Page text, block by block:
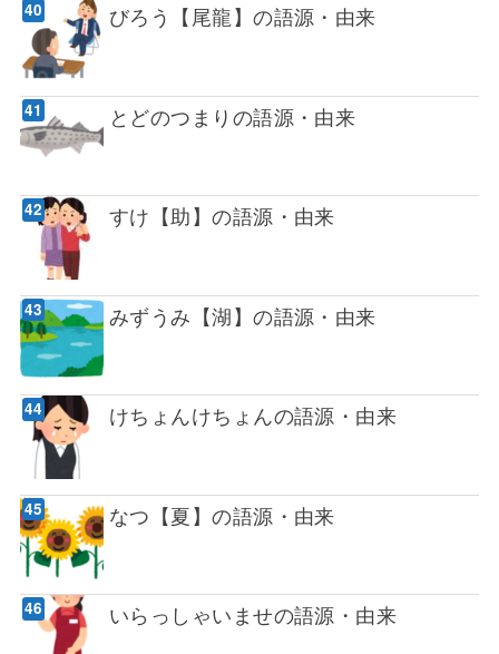
びろう【尾龍】の語源・由来
とどのつまりの語源・由来
すけ【助】の語源・由来
みずうみ【湖】の語源・由来
けちょんけちょんの語源・由来
なつ【夏】の語源・由来
いらっしゃいませの語源・由来